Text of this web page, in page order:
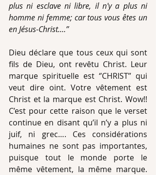
plus ni esclave ni libre, il n'y a plus ni
homme ni femme; car tous vous êtes un
en Jésus-Christ.…’’
Dieu déclare que tous ceux qui sont
fils de Dieu, ont revêtu Christ. Leur
marque spirituelle est ‘’CHRIST’’ qui
veut dire oint. Votre vêtement est
Christ et la marque est Christ. Wow!!
C’est pour cette raison que le verset
continue en disant qu’il n’y a plus ni
juif, ni grec…. Ces considérations
humaines ne sont pas importantes,
puisque tout le monde porte le
même vêtement, la même marque.